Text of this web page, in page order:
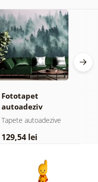
Fototapet
autoadeziv
pădure în ceață
Tapete autoadezive
129,54 lei